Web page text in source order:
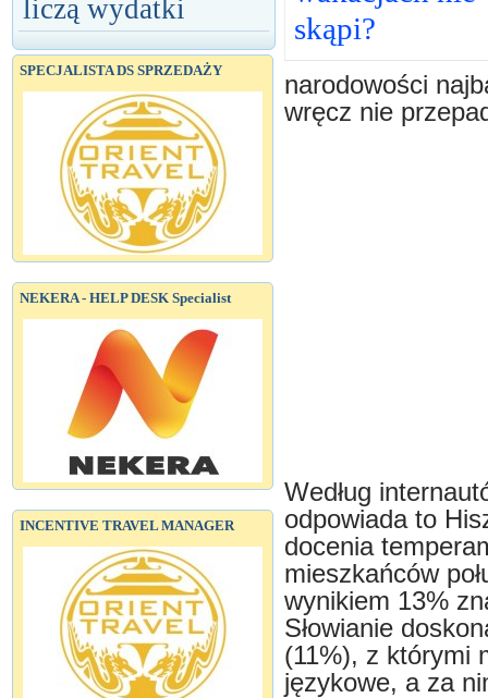
liczą wydatki
SPECJALISTA DS SPRZEDAŻY
NEKERA - HELP DESK Specialist
INCENTIVE TRAVEL MANAGER
skąpi?
narodowości
wręcz nie
Według
odpowiada to
docenia
mieszkańców
wynikiem 13%
Słowianie
(11%), z którymi
językowe, a za